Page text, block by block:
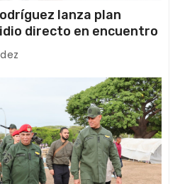
lanza plan
directo en encuentro